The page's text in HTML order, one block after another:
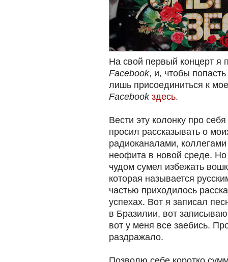
На свой первый концерт я
Facebook, и, чтобы
лишь присоединиться к
Facebook здесь.
Вести эту колонку про
просил рассказывать о
радиоканалами, коллегами
неофита в новой среде.
чудом сумел избежать
которая называется
частью приходилось
успехах. Вот я записал
в Бразилии, вот
вот у меня все заебись.
раздражало.